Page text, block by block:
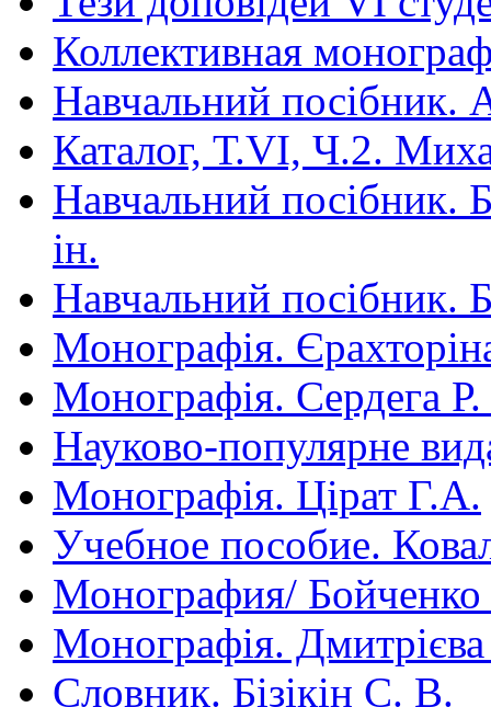
Коллективная
Навчальний посібник.
Каталог, Т.VI, Ч.2.
Навчальний посібник.
ін.
Навчальний посібник.
Монографія.
Монографія. Сердега
Науково-популярне
Монографія. Цірат Г.А.
Учебное пособие.
Монография/
Монографія.
Словник. Бізікін С. В.